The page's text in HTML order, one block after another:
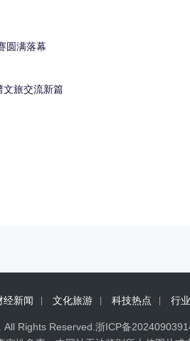
圆满落幕
文旅交流新篇
经新闻 文化旅游 科技热点 行
. All Rights Reserved. 浙ICP备